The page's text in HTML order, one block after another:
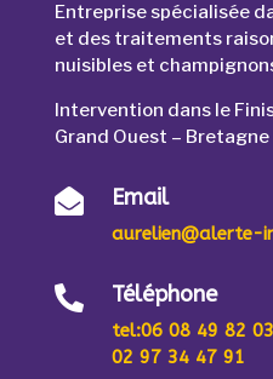
Entreprise spécialisée
et des traitements
nuisibles et
Intervention dans le
Grand Ouest – Bretagne
 Email
aurelien@alerte-
 Téléphone
tel:06 08 49 82 03
02 97 34 47 91